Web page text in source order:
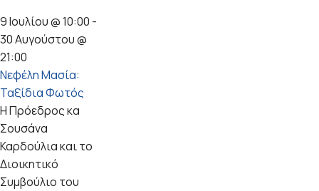
9 Ιουλίου @ 10:00 -
30 Αυγούστου @
21:00
Νεφέλη Μασία:
Ταξίδια Φωτός
Η Πρόεδρος κα
Σουσάνα
Καρδούλια και το
Διοικητικό
Συμβούλιο του